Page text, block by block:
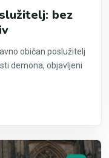
bez
običan poslužitelj
demona, objavljeni